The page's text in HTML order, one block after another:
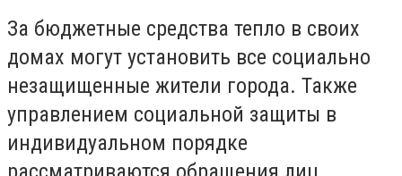
За бюджетные средства тепло в своих
домах могут установить все социально
незащищенные жители города. Также
управлением социальной защиты в
индивидуальном порядке